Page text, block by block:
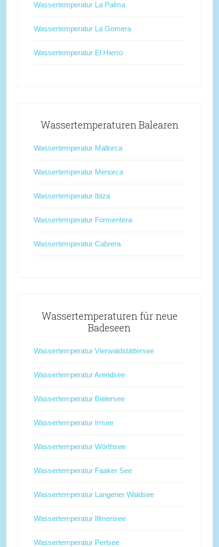
Wassertemperatur La Palma
Wassertemperatur La Gomera
Wassertemperatur El Hierro
Wassertemperaturen Balearen
Wassertemperatur Mallorca
Wassertemperatur Menorca
Wassertemperatur Ibiza
Wassertemperatur Formentera
Wassertemperatur Cabrera
Wassertemperaturen für neue
Badeseen
Wassertemperatur Vierwaldstättersee
Wassertemperatur Arendsee
Wassertemperatur Bielersee
Wassertemperatur Irrsee
Wassertemperatur Wörthsee
Wassertemperatur Faaker See
Wassertemperatur Langener Waldsee
Wassertemperatur Illmensee
Wassertemperatur Perlsee